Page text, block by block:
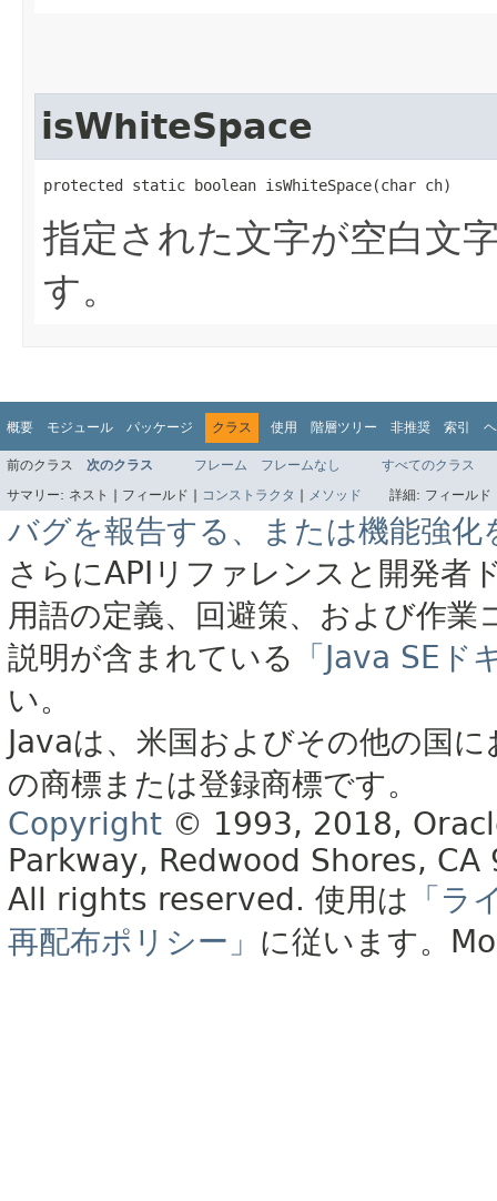
isWhiteSpace
protected static boolean isWhiteSpace​(char ch)
指定された文字が空白文
す。
概要 モジュール パッケージ クラス 使用 階層ツリー 非推奨 索引
前のクラス 次のクラス フレーム フレームなし
すべてのクラス
サマリー: ネスト | フィールド | コンストラクタ | メソッド 詳細: フィール
バグを報告する、または機能強化
さらにAPIリファレンスと開発者
用語の定義、回避策、および作
説明が含まれている
「Java SE
い。
Javaは、米国およびその他の国
の商標または登録商標です。
Copyright © 1993, 2018,
Parkway, Redwood Shores, CA
All rights reserved. 使用は 「ラ
再配布ポリシー」 に従います。